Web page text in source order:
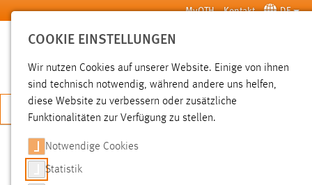
Zum Hauptinhalt springen MyOTH Kontakt DE
SUCHE
JETZT BEWERBEN
SUCHE
COOKIE EINSTELLUNGEN
Wir nutzen Cookies auf unserer Website. Einige von ihnen
sind technisch notwendig, während andere uns helfen,
diese Website zu verbessern oder zusätzliche
Funktionalitäten zur Verfügung zu stellen.
Notwendige Cookies
Statistik